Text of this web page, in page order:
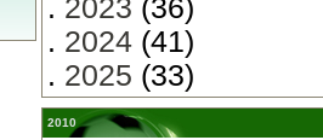
. 2023 (36)
. 2024 (41)
. 2025 (33)
2010